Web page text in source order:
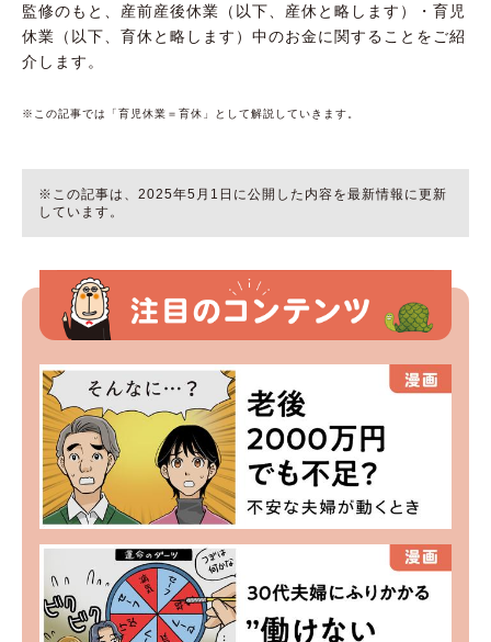
監修のもと、産前産後休業（以下、産休と略します）・育児
休業（以下、育休と略します）中のお金に関することをご紹
介します。
※この記事では「育児休業＝育休」として解説していきます。
※この記事は、2025年5月1日に公開した内容を最新情報に更新
しています。